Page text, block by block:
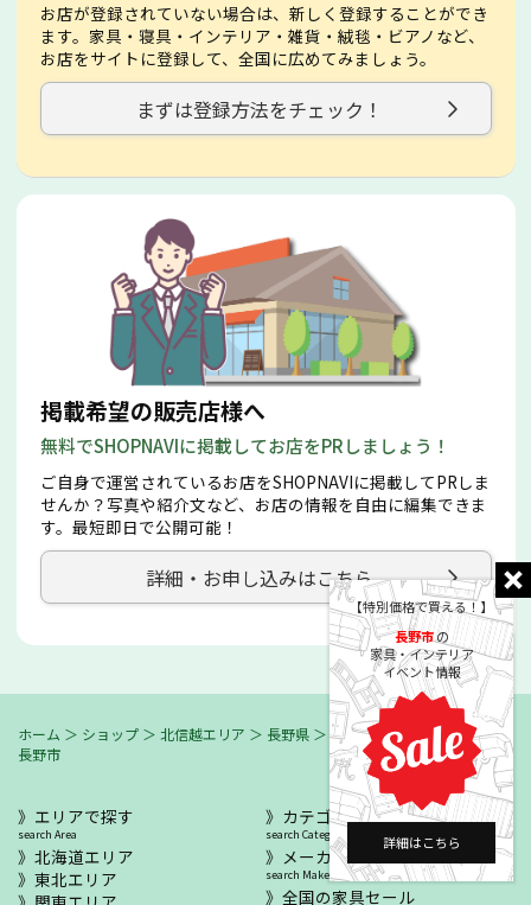
【特別価格で買える！】
長野市の
家具・インテリア
イベント情報
詳細はこちら
お店が登録されていない場合は、新しく登録することができ
ます。家具・寝具・インテリア・雑貨・絨毯・ビアノなど、
お店をサイトに登録して、全国に広めてみましょう。
まずは登録方法をチェック！
掲載希望の販売店様へ
無料でSHOPNAVIに掲載してお店をPRしましょう！
ご自身で運営されているお店をSHOPNAVIに掲載してPRしま
せんか？写真や紹介文など、お店の情報を自由に編集できま
す。最短即日で公開可能！
詳細・お申し込みはこちら
ホーム ＞ ショップ ＞ 北信越エリア ＞ 長野県 ＞長野・志賀高原・北信濃＞
長野市
エリアで探す
search Area
北海道エリア
東北エリア
カテゴリーで探す
search Category
メーカー/ブランドで探す
search Maker / Brand
全国の家具セール